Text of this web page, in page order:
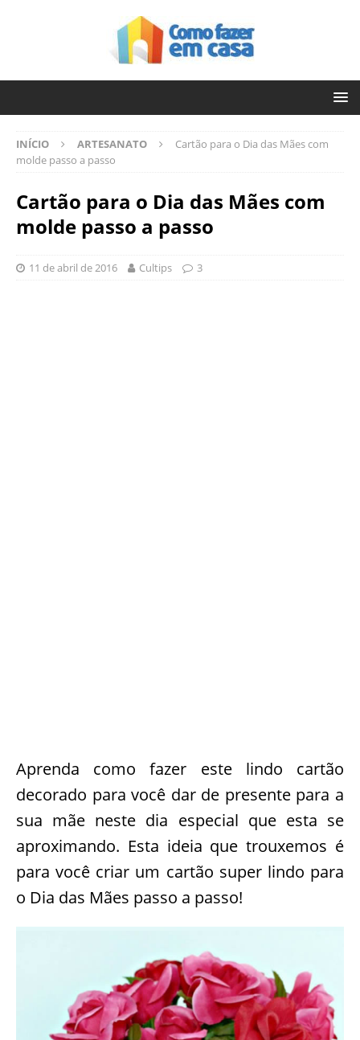
INÍCIO ARTESANATO
Cartão para o Dia das Mães com
molde passo a passo
Cartão para o Dia das Mães com
molde passo a passo
11 de abril de 2016 Cultips 3
Aprenda como fazer este lindo cartão
decorado para você dar de presente para a
sua mãe neste dia especial que esta se
aproximando. Esta ideia que trouxemos é
para você criar um cartão super lindo para
o Dia das Mães passo a passo!